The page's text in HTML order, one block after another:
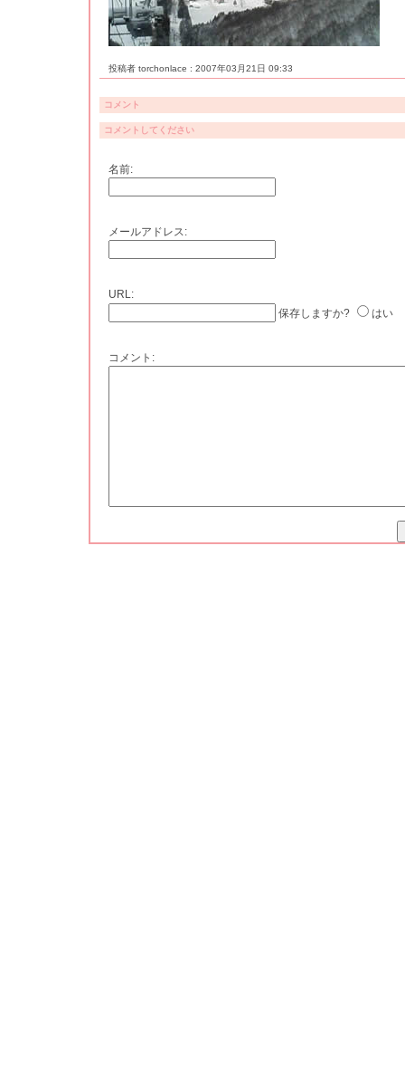
投稿者 torchonlace : 2007年03月21日 09:33
コメント
コメントしてください
名前:
メールアドレス:
URL:
保存しますか?
はい
コメント: